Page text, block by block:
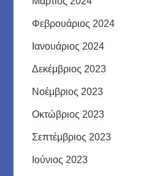
Φεβρουάριος 2024
Ιανουάριος 2024
Δεκέμβριος 2023
Νοέμβριος 2023
Οκτώβριος 2023
Σεπτέμβριος 2023
Ιούνιος 2023